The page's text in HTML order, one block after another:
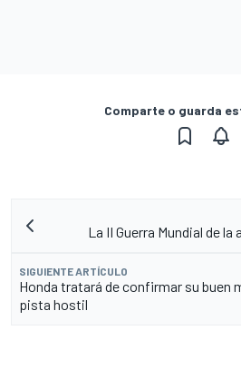
Comparte o guarda
La II Guerra Mundial de
SIGUIENTE ARTÍCULO
Honda tratará de confirmar su buen
pista hostil